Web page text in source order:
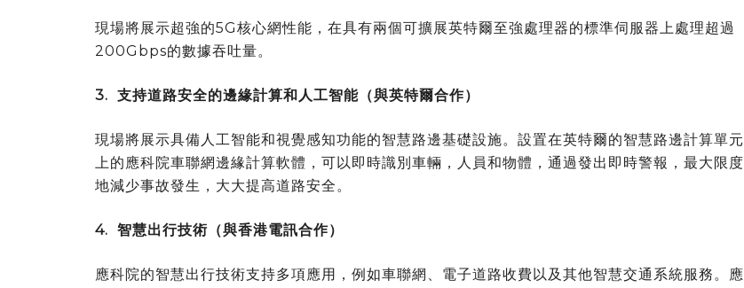
現場將展示超強的5G核心網性能，在具有兩個可擴展英特爾至強處理器的標準伺服器上處理超過
200Gbps的數據吞吐量。
3. 支持道路安全的邊緣計算和人工智能（與英特爾合作）
現場將展示具備人工智能和視覺感知功能的智慧路邊基礎設施。設置在英特爾的智慧路邊計算單元
上的應科院車聯網邊緣計算軟體，可以即時識別車輛，人員和物體，通過發出即時警報，最大限度
地減少事故發生，大大提高道路安全。
4. 智慧出行技術（與香港電訊合作）
應科院的智慧出行技術支持多項應用，例如車聯網、電子道路收費以及其他智慧交通系統服務。應